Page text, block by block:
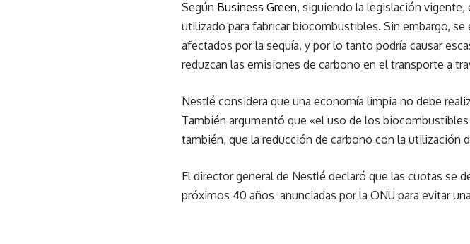
Según Business Green, siguiendo la legislación
utilizado para fabricar biocombustibles. Sin embargo,
afectados por la sequía, y por lo tanto podría causar
reduzcan las emisiones de carbono en el transporte a
Nestlé considera que una economía limpia no debe
También argumentó que «el uso de los
también, que la reducción de carbono con la utilización
El director general de Nestlé declaró que las cuotas se
próximos 40 años anunciadas por la ONU para evitar